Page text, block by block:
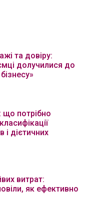
та довіру:
долучилися до
що потрібно
і дієтичних
витрат:
як ефективно